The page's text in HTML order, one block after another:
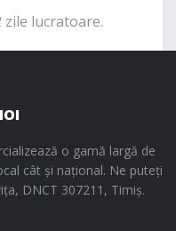
lucratoare.
o gamă largă de
cât și național. Ne puteți
DNCT 307211, Timiș.